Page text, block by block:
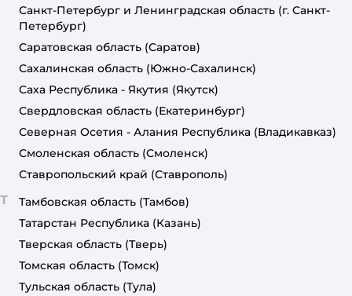
Санкт-Петербург и Ленинградская область (г. Санкт-
Петербург)
Саратовская область (Саратов)
Сахалинская область (Южно-Сахалинск)
Саха Республика - Якутия (Якутск)
Свердловская область (Екатеринбург)
Северная Осетия - Алания Республика (Владикавказ)
Смоленская область (Смоленск)
Ставропольский край (Ставрополь)
Т Тамбовская область (Тамбов)
Татарстан Республика (Казань)
Тверская область (Тверь)
Томская область (Томск)
Тульская область (Тула)